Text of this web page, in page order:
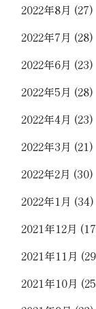
2022年8月 (27)
2022年7月 (28)
2022年6月 (23)
2022年5月 (28)
2022年4月 (23)
2022年3月 (21)
2022年2月 (30)
2022年1月 (34)
2021年12月
2021年11月
2021年10月